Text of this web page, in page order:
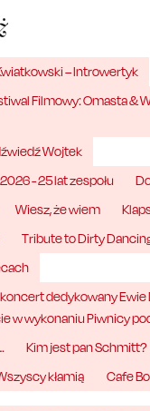
– Introwertyk
Filmowy: Omasta &
Wojtek
- 25 lat zespołu
Wiesz, że wiem
Tribute to Dirty
dedykowany
w wykonaniu Piwnicy
Kim jest pan Schmitt?
kłamią Cafe